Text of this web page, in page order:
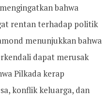
bahwa
rentan terhadap politik
menunjukkan bahwa
dapat merusak
Pilkada kerap
konflik keluarga, dan